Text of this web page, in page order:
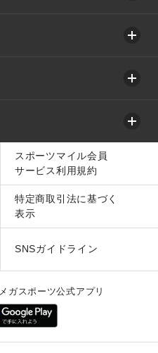
スポーツマイル会員
サービス利用規約
特定商取引法に基づく
表示
SNSガイドライン
ガスポーツ公式アプリ